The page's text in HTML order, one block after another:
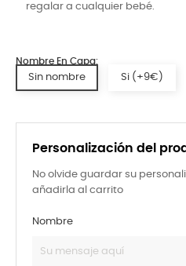
regalar a cualquier bebé.
Personalización del
No olvide guardar su
añadirla al carrito
Nombre
Nombre En Capa:
Sin nombre Si (+9€)